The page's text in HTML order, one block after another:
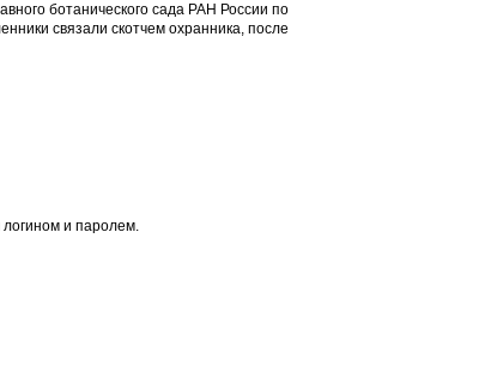
ботанического сада РАН России по
связали скотчем охранника, после
и паролем.